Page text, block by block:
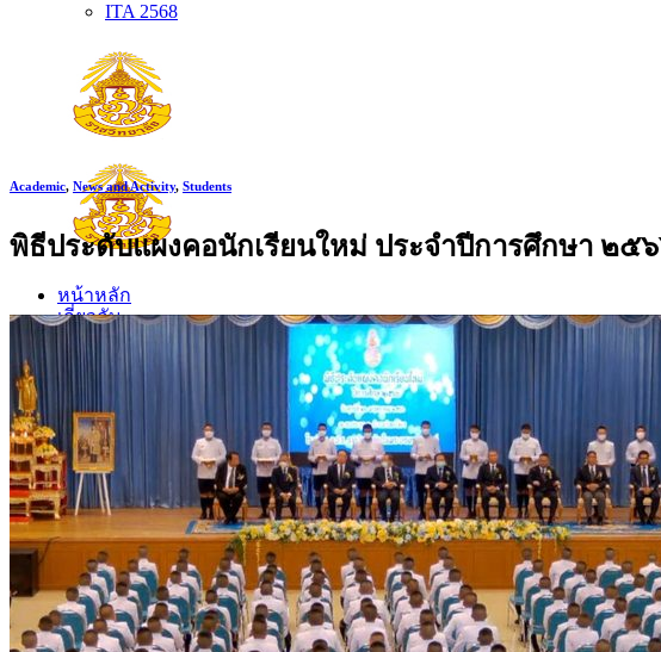
ITA 2568
หน้าหลัก
เกี่ยวกับ
เกี่ยวกับโรงเรียน
ตราประจำโรงเรียน
ปรัชญาโรงเรียน
อัตลักษณ์
วิสัยทัศน์ พันธกิจ
การบริหาร
คณะผู้บริหาร
ทำเนียบผู้อำนวยการ
กลุ่มบริหารงานวิชาการ
กลุ่มบริหารงานงบประมาณ
Academic, News and Activity, Students
พิธีประดับแผงคอนักเรียนใหม่ ประจำปีการศึกษา ๒๕